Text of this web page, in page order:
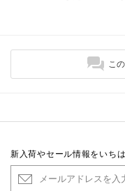
こ
新入荷やセール情報をいち